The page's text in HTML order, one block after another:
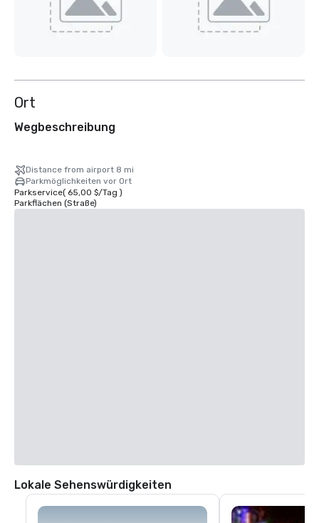
Ort
Wegbeschreibung
Distance from airport 8 mi
Parkmöglichkeiten vor Ort
Parkservice( 65,00 $/Tag )
Parkflächen (Straße)
Lokale Sehenswürdigkeiten